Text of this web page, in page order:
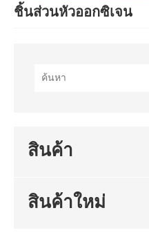
ชิ้นส่วนหัวออกซิเจน
สินค้า
สินค้าใหม่